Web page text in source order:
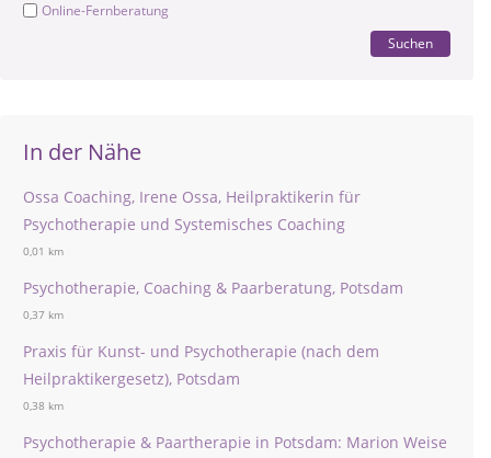
Online-Fernberatung
Suchen
In der Nähe
Ossa Coaching, Irene Ossa, Heilpraktikerin für
Psychotherapie und Systemisches Coaching
0,01 km
Psychotherapie, Coaching & Paarberatung, Potsdam
0,37 km
Praxis für Kunst- und Psychotherapie (nach dem
Heilpraktikergesetz), Potsdam
0,38 km
Psychotherapie & Paartherapie in Potsdam: Marion Weise